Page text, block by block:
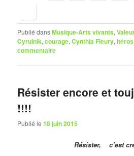
Publié dansMusique-Arts vivants,
Cyrulnik,courage,Cynthia Fleury,héros
commentaire
Résister encore et
!!!!
Publié le18 juin 2015
Résister, c’est